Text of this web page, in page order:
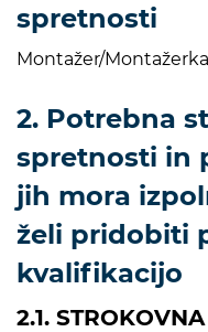
spretnosti
Montažer/Montažerka
2. Potrebna
spretnosti in
jih mora
želi pridobiti
kvalifikacijo
2.1.